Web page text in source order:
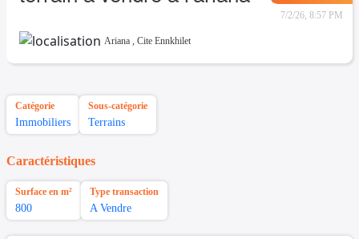
7/2/26, 8:57 PM
Ariana , Cite Ennkhilet
Catégorie
Immobiliers
Sous-catégorie
Terrains
Caractéristiques
Surface en m²
800
Type transaction
A Vendre